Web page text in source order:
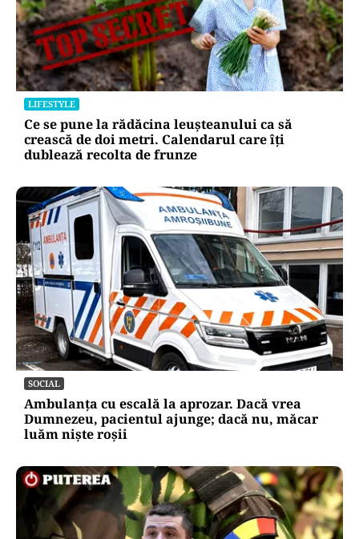
LIFESTYLE
Ce se pune la rădăcina leușteanului ca să
crească de doi metri. Calendarul care îți
dublează recolta de frunze
SOCIAL
Ambulanța cu escală la aprozar. Dacă vrea
Dumnezeu, pacientul ajunge; dacă nu, măcar
luăm niște roșii